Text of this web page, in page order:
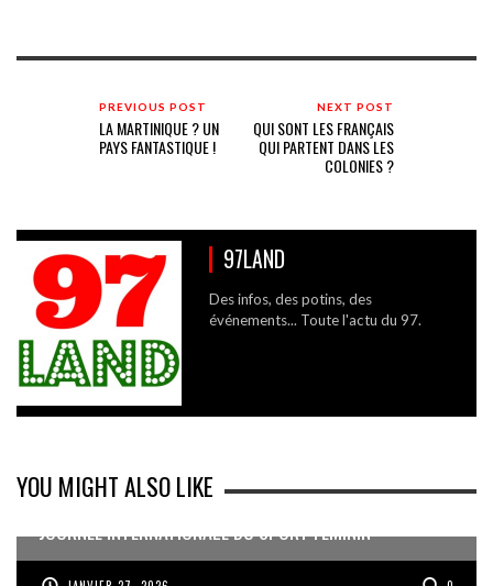
PREVIOUS POST
LA MARTINIQUE ? UN
PAYS FANTASTIQUE !
NEXT POST
QUI SONT LES FRANÇAIS
QUI PARTENT DANS LES
COLONIES ?
97LAND
Des infos, des potins, des
événements... Toute l'actu du 97.
YOU MIGHT ALSO LIKE
JOURNÉE INTERNATIONALE DU SPORT FÉMININ